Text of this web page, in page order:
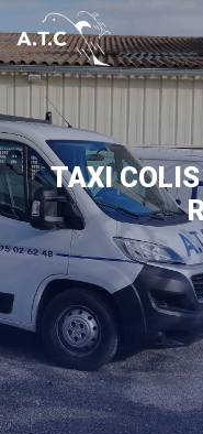
TAXI
Panneau de gestion des